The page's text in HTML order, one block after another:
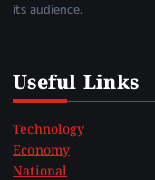
its audience.
Useful Links
Technology
Economy
National